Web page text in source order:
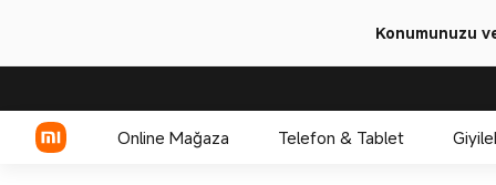
Konumunuzu
Online Mağaza Telefon & Tablet